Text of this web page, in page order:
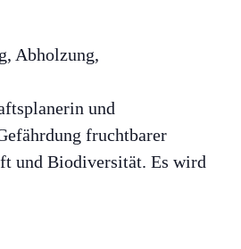
Abholzung,
und
fruchtbarer
und Biodiversität. Es wird